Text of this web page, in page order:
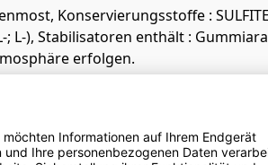
Konservierungsstoffe :
; L-), Stabilisatoren enthält :
erfolgen.